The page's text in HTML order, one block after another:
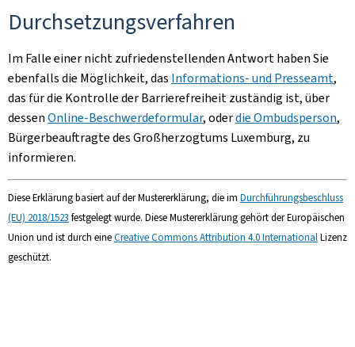
Durchsetzungsverfahren
Im Falle einer nicht zufriedenstellenden Antwort haben Sie
ebenfalls die Möglichkeit, das Informations- und Presseamt,
das für die Kontrolle der Barrierefreiheit zuständig ist, über
dessenOnline-Beschwerdeformular, oderdie Ombudsperson,
Bürgerbeauftragte des Großherzogtums Luxemburg, zu
informieren.
Diese Erklärung basiert auf der Mustererklärung, die im Durchführungsbeschluss
(EU) 2018/1523 festgelegt wurde. Diese Mustererklärung gehört der Europäischen
Union und ist durch eineCreative Commons Attribution 4.0 InternationalLizenz
geschützt.